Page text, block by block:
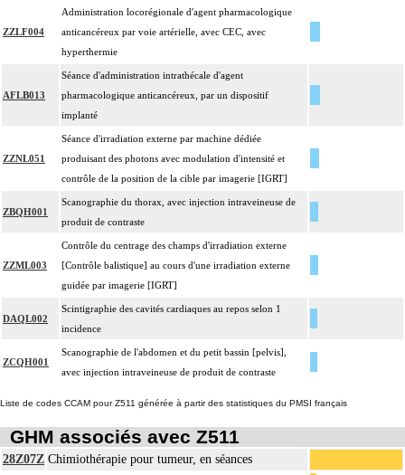
ZZLF004
Administration locorégionale d'agent pharmacologique
anticancéreux par voie artérielle, avec CEC, avec
hyperthermie
AFLB013
Séance d'administration intrathécale d'agent
pharmacologique anticancéreux, par un dispositif
implanté
ZZNL051
Séance d'irradiation externe par machine dédiée
produisant des photons avec modulation d'intensité et
contrôle de la position de la cible par imagerie [IGRT]
ZBQH001
Scanographie du thorax, avec injection intraveineuse de
produit de contraste
ZZML003
Contrôle du centrage des champs d'irradiation externe
[Contrôle balistique] au cours d'une irradiation externe
guidée par imagerie [IGRT]
DAQL002
Scintigraphie des cavités cardiaques au repos selon 1
incidence
ZCQH001
Scanographie de l'abdomen et du petit bassin [pelvis],
avec injection intraveineuse de produit de contraste
Liste de codes CCAM pour Z511 générée à partir des statistiques du PMSI français
GHM associés avec Z511
28Z07Z Chimiothérapie pour tumeur, en séances